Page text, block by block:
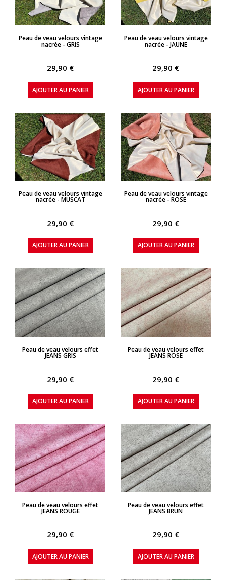
APERÇU RAPIDE
Peau de veau velours vintage
nacrée - GRIS
29,90 €
AJOUTER AU PANIER
APERÇU RAPIDE
Peau de veau velours vintage
nacrée - JAUNE
29,90 €
AJOUTER AU PANIER
APERÇU RAPIDE
Peau de veau velours vintage
nacrée - MUSCAT
29,90 €
AJOUTER AU PANIER
APERÇU RAPIDE
Peau de veau velours vintage
nacrée - ROSE
29,90 €
AJOUTER AU PANIER
APERÇU RAPIDE
Peau de veau velours effet
JEANS GRIS
29,90 €
AJOUTER AU PANIER
APERÇU RAPIDE
Peau de veau velours effet
JEANS ROSE
29,90 €
AJOUTER AU PANIER
APERÇU RAPIDE
Peau de veau velours effet
JEANS ROUGE
29,90 €
AJOUTER AU PANIER
APERÇU RAPIDE
Peau de veau velours effet
JEANS BRUN
29,90 €
AJOUTER AU PANIER